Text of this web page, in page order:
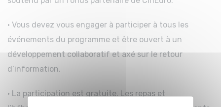
· Vous devez vous engager à participer à tous les
événements du programme et être ouvert à un
développement collaboratif et axé sur le retour
d’information.
· La participation est gratuite. Les repas et